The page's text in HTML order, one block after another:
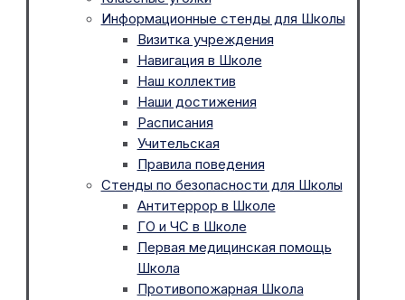
Информационные стенды для Школы
Визитка учреждения
Навигация в Школе
Наш коллектив
Наши достижения
Расписания
Учительская
Правила поведения
Стенды по безопасности для Школы
Антитеррор в Школе
ГО и ЧС в Школе
Первая медицинская помощь
Школа
Противопожарная Школа